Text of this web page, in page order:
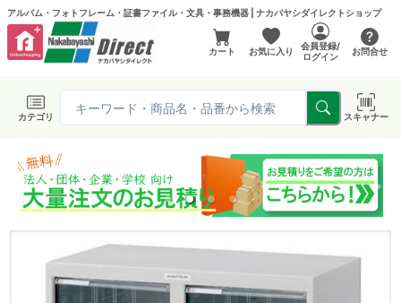
アルバム・フォトフレーム・証書ファイル・文具・事務機器 | ナカバヤシダイレクトショップ
カート お気に入り
会員登録/
ログイン
お問合せ
カテゴリ スキャナー